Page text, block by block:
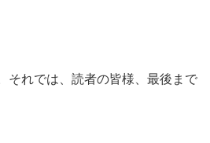
それでは、読者の皆様、最後まで